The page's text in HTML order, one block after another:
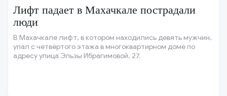
Лифт падает в Махачкале пострадали
люди
В Махачкале лифт, в котором находились девять мужчин,
упал с четвёртого этажа в многоквартирном доме по
адресу улица Эльзы Ибрагимовой, 27.